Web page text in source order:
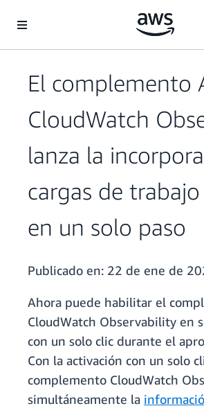
El complemento
CloudWatch
lanza la
cargas de trabajo
en un solo paso
Publicado en: 22 de ene de
Ahora puede habilitar el
CloudWatch Observability en
con un solo clic durante el
Con la activación con un solo
complemento CloudWatch
simultáneamente la